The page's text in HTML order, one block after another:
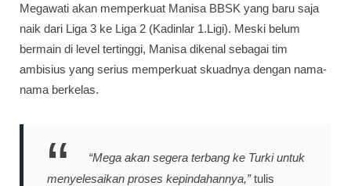
Megawati akan memperkuat Manisa BBSK yang baru saja
naik dari Liga 3 ke Liga 2 (Kadinlar 1.Ligi). Meski belum
bermain di level tertinggi, Manisa dikenal sebagai tim
ambisius yang serius memperkuat skuadnya dengan nama-
nama berkelas.
“Mega akan segera terbang ke Turki untuk
menyelesaikan proses kepindahannya,”tulis